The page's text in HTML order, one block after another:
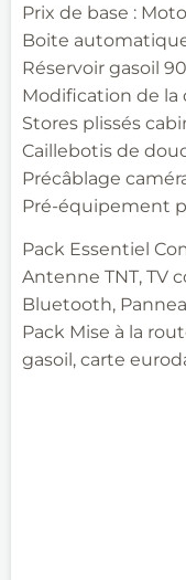
Prix de base :
Boite
Réservoir gasoil
Modification de
Stores plissés
Caillebotis de
Précâblage
Pré-équipement
Pack Essentiel
Antenne TNT, TV
Bluetooth,
Pack Mise à la
gasoil, carte